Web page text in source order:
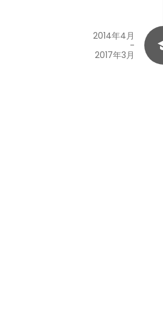
2014年4月
-
2017年3月